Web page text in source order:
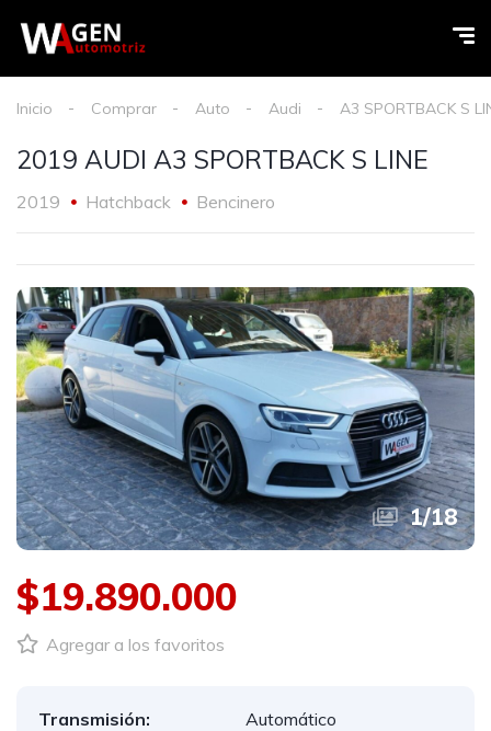
Inicio Comprar Auto Audi A3 SPORTBACK S
2019 AUDI A3 SPORTBACK S LINE
2019 Hatchback Bencinero
1/18
$19.890.000
Agregar a los favoritos
Transmisión:
Automático